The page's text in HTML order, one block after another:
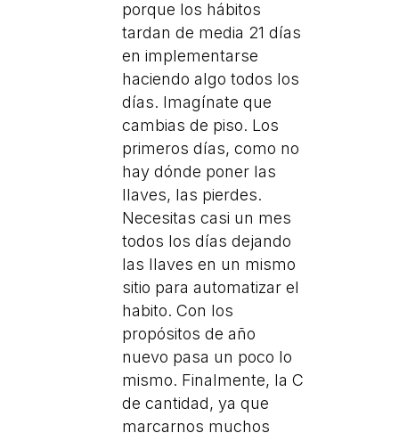
porque los hábitos
tardan de media 21 días
en implementarse
haciendo algo todos los
días. Imagínate que
cambias de piso. Los
primeros días, como no
hay dónde poner las
llaves, las pierdes.
Necesitas casi un mes
todos los días dejando
las llaves en un mismo
sitio para automatizar el
habito. Con los
propósitos de año
nuevo pasa un poco lo
mismo. Finalmente, la C
de cantidad, ya que
marcarnos muchos